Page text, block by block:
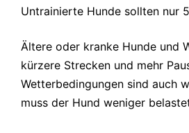
Untrainierte Hunde sollten nur
Ältere oder kranke Hunde und
kürzere Strecken und mehr
Wetterbedingungen sind auch
muss der Hund weniger